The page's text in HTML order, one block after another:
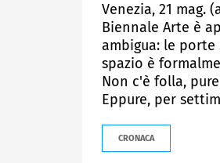
Venezia, 21 mag.
Biennale Arte è
ambigua: le
spazio è
Non c'è folla,
Eppure, per
CRONACA